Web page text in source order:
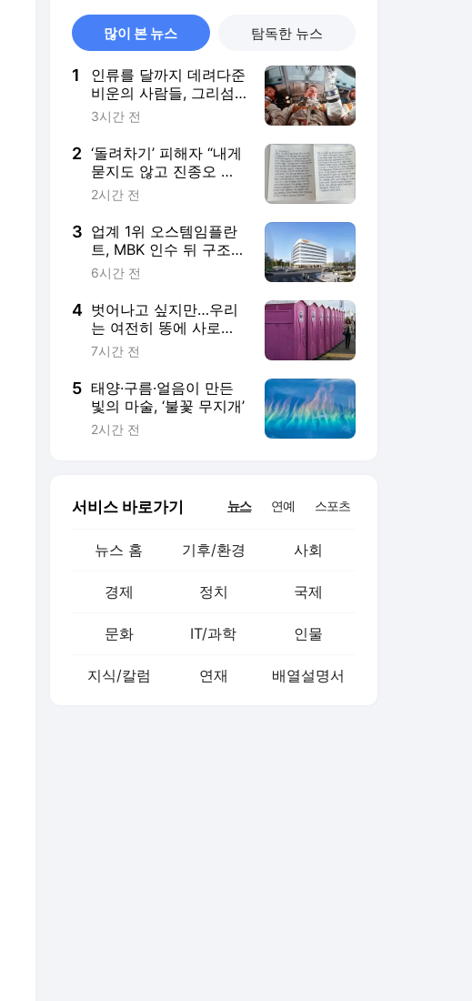
많이 본 뉴스 탐독한 뉴스
1
인류를 달까지 데려다준
비운의 사람들, 그리섬·
화이트·채피
3시간 전
2 ‘돌려차기’ 피해자 “내게
묻지도 않고 진종오 징
계? 또 소외”
2시간 전
3 업계 1위 오스템임플란
트, MBK 인수 뒤 구조조
정 조짐…노조 생겼다
6시간 전
4 벗어나고 싶지만…우리
는 여전히 똥에 사로잡
혀 있다 [.txt]
7시간 전
5 태양·구름·얼음이 만든
빛의 마술, ‘불꽃 무지개’
2시간 전
서비스 바로가기 뉴스 연예 스포츠
뉴스 홈 기후/환경 사회
경제 정치 국제
문화 IT/과학 인물
지식/칼럼 연재 배열설명서